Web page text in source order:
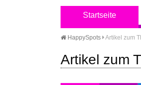
Startseite
HappySpots Artikel zum
Artikel zum